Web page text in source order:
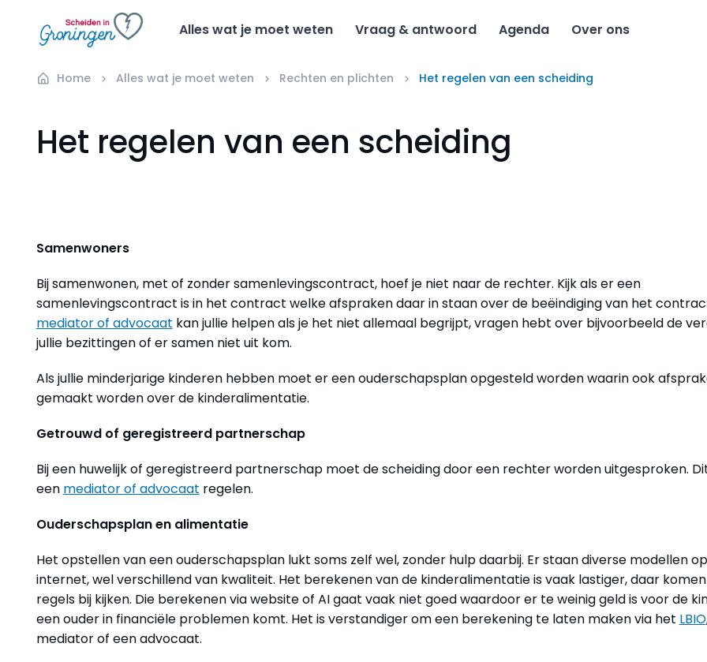
Alles wat je moet weten Vraag & antwoord Agenda Over ons
Home Alles wat je moet weten Rechten en plichten Het regelen van een scheiding
Het regelen van een scheiding
Samenwoners
Bij samenwonen, met of zonder samenlevingscontract, hoef je niet naar de rechter. Kijk als er een
samenlevingscontract is in het contract welke afspraken daar in staan over de beëindiging van het
mediator of advocaat kan jullie helpen als je het niet allemaal begrijpt, vragen hebt over bijvoorbeeld de
jullie bezittingen of er samen niet uit kom.
Als jullie minderjarige kinderen hebben moet er een ouderschapsplan opgesteld worden waarin ook
gemaakt worden over de kinderalimentatie.
Getrouwd of geregistreerd partnerschap
Bij een huwelijk of geregistreerd partnerschap moet de scheiding door een rechter worden uitgesproken.
een mediator of advocaat regelen.
Ouderschapsplan en alimentatie
Het opstellen van een ouderschapsplan lukt soms zelf wel, zonder hulp daarbij. Er staan diverse modellen
internet, wel verschillend van kwaliteit. Het berekenen van de kinderalimentatie is vaak lastiger, daar
regels bij kijken. Die berekenen via website of AI gaat vaak niet goed waardoor er te weinig geld is voor de
een ouder in financiële problemen komt. Het is verstandiger om een berekening te laten maken via het LBIO
mediator of een advocaat.